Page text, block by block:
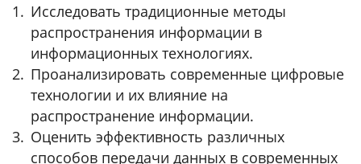
Исследовать традиционные методы
распространения информации в
информационных технологиях.
Проанализировать современные цифровые
технологии и их влияние на
распространение информации.
Оценить эффективность различных
способов передачи данных в современных